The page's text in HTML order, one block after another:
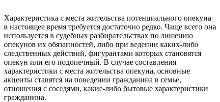
Характеристика с места жительства потенциального опекуна
в настоящее время требуется достаточно редко. Чаще всего она
используется в судебных разбирательствах по лишению
опекунов их обязанностей, либо при ведении каких-либо
следственных действий, фигурантами которых становятся
опекун или его подопечный. В случае составления
характеристики с места жительства опекуна, основные
акценты ставятся на поведении гражданина в семье,
отношения с соседями, какие-либо бытовые характеристики
гражданина.